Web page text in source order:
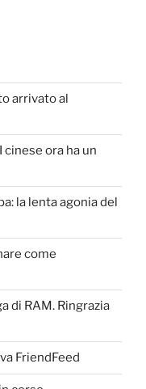
arrivato al
cinese ora ha un
la lenta agonia del
come
di RAM. Ringrazia
FriendFeed